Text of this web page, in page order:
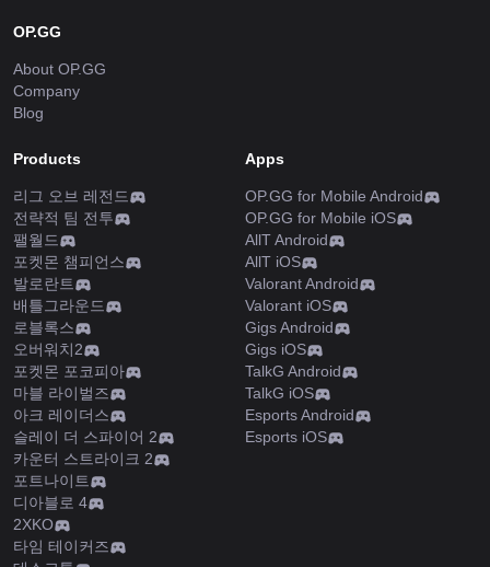
OP.GG
About OP.GG
Company
Blog
Products
리그 오브 레전드
전략적 팀 전투
팰월드
포켓몬 챔피언스
발로란트
배틀그라운드
로블록스
오버워치2
포켓몬 포코피아
마블 라이벌즈
아크 레이더스
슬레이 더 스파이어 2
카운터 스트라이크 2
포트나이트
디아블로 4
2XKO
타임 테이커즈
Apps
OP.GG for Mobile Android
OP.GG for Mobile iOS
AllT Android
AllT iOS
Valorant Android
Valorant iOS
Gigs Android
Gigs iOS
TalkG Android
TalkG iOS
Esports Android
Esports iOS